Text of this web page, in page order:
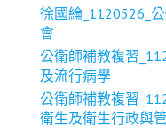
徐國綸_1120526_
會
公衛師補教複習
及流行病學
公衛師補教複習
衛生及衛生行政與